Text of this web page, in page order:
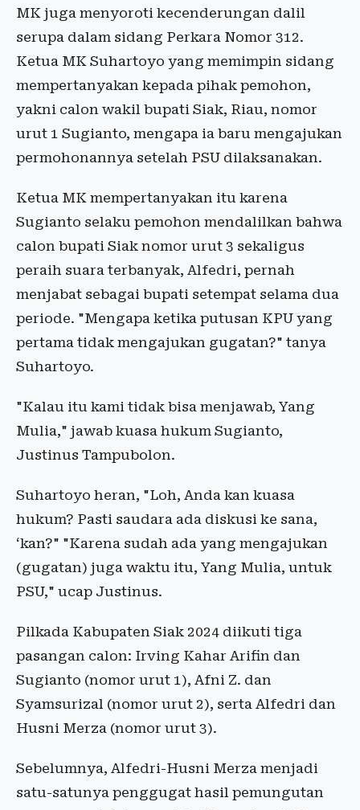
MK juga menyoroti kecenderungan dalil
serupa dalam sidang Perkara Nomor 312.
Ketua MK Suhartoyo yang memimpin sidang
mempertanyakan kepada pihak pemohon,
yakni calon wakil bupati Siak, Riau, nomor
urut 1 Sugianto, mengapa ia baru mengajukan
permohonannya setelah PSU dilaksanakan.
Ketua MK mempertanyakan itu karena
Sugianto selaku pemohon mendalilkan bahwa
calon bupati Siak nomor urut 3 sekaligus
peraih suara terbanyak, Alfedri, pernah
menjabat sebagai bupati setempat selama dua
periode. "Mengapa ketika putusan KPU yang
pertama tidak mengajukan gugatan?" tanya
Suhartoyo.
"Kalau itu kami tidak bisa menjawab, Yang
Mulia," jawab kuasa hukum Sugianto,
Justinus Tampubolon.
Suhartoyo heran, "Loh, Anda kan kuasa
hukum? Pasti saudara ada diskusi ke sana,
‘kan?" "Karena sudah ada yang mengajukan
(gugatan) juga waktu itu, Yang Mulia, untuk
PSU," ucap Justinus.
Pilkada Kabupaten Siak 2024 diikuti tiga
pasangan calon: Irving Kahar Arifin dan
Sugianto (nomor urut 1), Afni Z. dan
Syamsurizal (nomor urut 2), serta Alfedri dan
Husni Merza (nomor urut 3).
Sebelumnya, Alfedri-Husni Merza menjadi
satu-satunya penggugat hasil pemungutan